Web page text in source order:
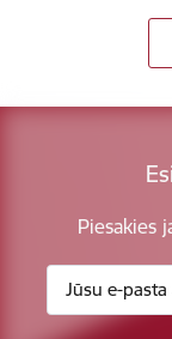
Piesakies